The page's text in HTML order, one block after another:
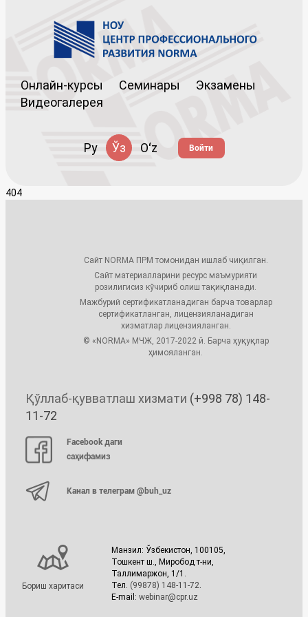
Онлайн-курсы Семинары
Экзамены
Видеогалерея
Ру Ўз Oʻz Войти
404
Сайт NORMA ПРМ томонидан ишлаб чиқилган.
Сайт материалларини ресурс маъмурияти
розилигисиз кўчириб олиш тақиқланади.
Мажбурий сертификатланадиган барча товарлар
сертификатланган, лицензияланадиган
хизматлар лицензияланган.
© «NORMA» МЧЖ, 2017-2022 й. Барча ҳуқуқлар
ҳимояланган.
Қўллаб-қувватлаш хизмати (+998 78) 148-
11-72
Facebook даги
саҳифамиз
Канал в телеграм @buh_uz
Бориш харитаси
Манзил: Ўзбекистон, 100105,
Тошкент ш., Миробод т-ни,
Таллимаржон, 1/1.
Тел. (99878) 148-11-72
E-mail: webinar@cpr.uz